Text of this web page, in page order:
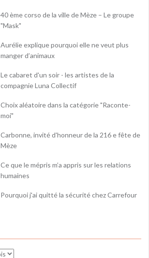
40 ème corso de la ville de Mèze – Le groupe
"Mask"
Aurélie explique pourquoi elle ne veut plus
manger d’animaux
Le cabaret d'un soir - les artistes de la
compagnie Luna Collectif
Choix aléatoire dans la catégorie "Raconte-
moi"
Carbonne, invité d'honneur de la 216 e fête de
Mèze
Ce que le mépris m’a appris sur les relations
humaines
Pourquoi j'ai quitté la sécurité chez Carrefour